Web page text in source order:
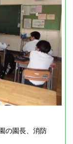
の園長、消防